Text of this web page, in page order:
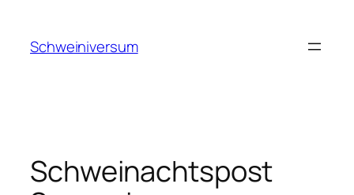
springen
Schweiniversum
Schweinachtspost